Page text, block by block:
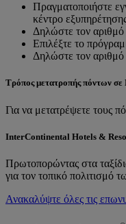
Πραγματοποιήστε
κέντρο
Δηλώστε τον
Επιλέξτε το
Δηλώστε τον
Τρόπος μετατροπής πόντων σε
Για να μετατρέψετε τους
InterContinental Hotels &
Πρωτοπορώντας στα
για τον τοπικό πολιτισμό
Ανακαλύψτε όλες τις